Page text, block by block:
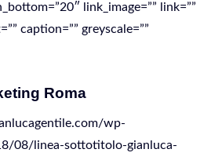
link_image=”” link=””
caption=”” greyscale=””
Roma
wp-
08/linea-sottotitolo-gianluca-